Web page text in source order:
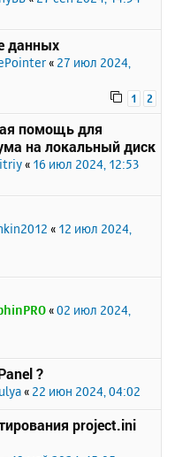
данных
« 27 июл 2024,
1 2
помощь для
на локальный диск
« 16 июл 2024, 12:53
« 12 июл 2024,
«02 июл 2024,
?
« 22 июн 2024, 04:02
project.ini